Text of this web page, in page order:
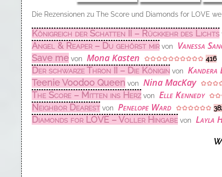
Die Rezensionen zu The Score und Diamonds for LOVE
Königreich der Schatten II – Rückkehr des Lichts
Angel & Reaper – Du gehörst mirvon Vanessa
Save me von Mona Kasten ✿✿✿✿✿✿✿✿✿✿ 416
Der schwarze Thron II – Die Königin von Kandera
Teenie Voodoo Queen von Nina MacKay
The Score – Mitten ins Herzvon Elle Kennedy
Neighbor Dearestvon Penelope Ward ✿✿✿✿✿✿
Diamonds for LOVE – Voller Hingabe von Layla